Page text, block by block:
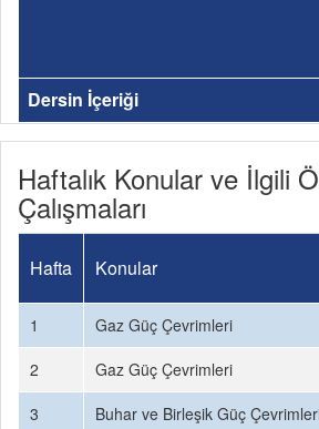
Dersin İçeriği
Haftalık Konular ve İlgili
Çalışmaları
Hafta Konular
1 Gaz Güç Çevrimleri
2
Gaz Güç Çevrimleri
3
Buhar ve Birleşik Güç